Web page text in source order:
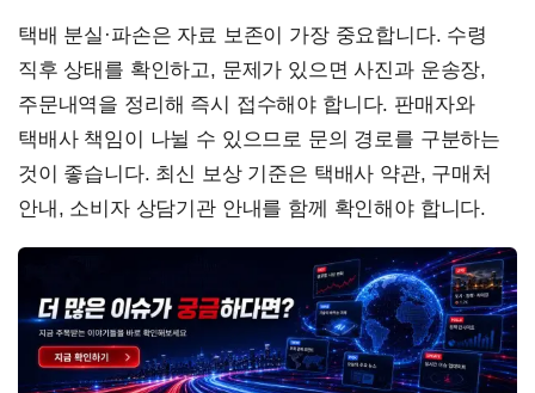
택배 분실·파손은 자료 보존이 가장 중요합니다. 수령
직후 상태를 확인하고, 문제가 있으면 사진과 운송장,
주문내역을 정리해 즉시 접수해야 합니다. 판매자와
택배사 책임이 나뉠 수 있으므로 문의 경로를 구분하는
것이 좋습니다. 최신 보상 기준은 택배사 약관, 구매처
안내, 소비자 상담기관 안내를 함께 확인해야 합니다.